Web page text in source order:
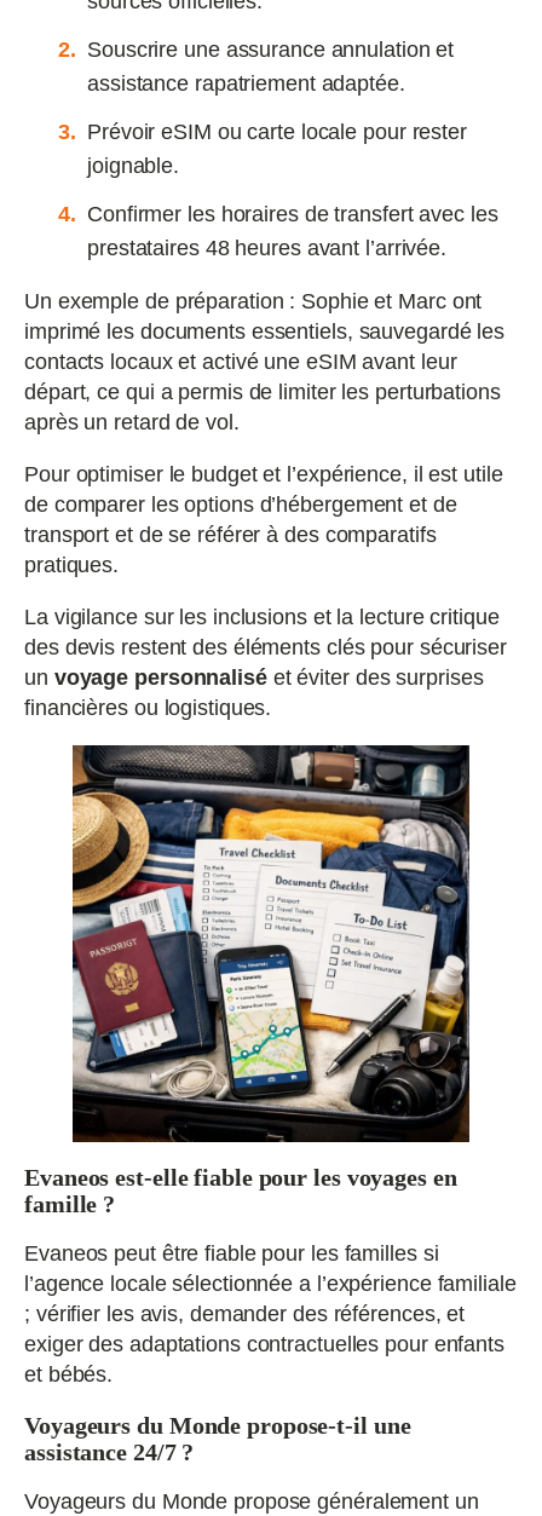
Souscrire une assurance annulation et
assistance rapatriement adaptée.
Prévoir eSIM ou carte locale pour rester
joignable.
Confirmer les horaires de transfert avec les
prestataires 48 heures avant l’arrivée.
Un exemple de préparation : Sophie et Marc ont
imprimé les documents essentiels, sauvegardé les
contacts locaux et activé une eSIM avant leur
départ, ce qui a permis de limiter les perturbations
après un retard de vol.
Pour optimiser le budget et l’expérience, il est utile
de comparer les options d’hébergement et de
transport et de se référer à des comparatifs
pratiques.
La vigilance sur les inclusions et la lecture critique
des devis restent des éléments clés pour sécuriser
un voyage personnaliséet éviter des surprises
financières ou logistiques.
Evaneos est-elle fiable pour les voyages en
famille ?
Evaneos peut être fiable pour les familles si
l’agence locale sélectionnée a l’expérience familiale
; vérifier les avis, demander des références, et
exiger des adaptations contractuelles pour enfants
et bébés.
Voyageurs du Monde propose-t-il une
assistance 24/7 ?
Voyageurs du Monde propose généralement un